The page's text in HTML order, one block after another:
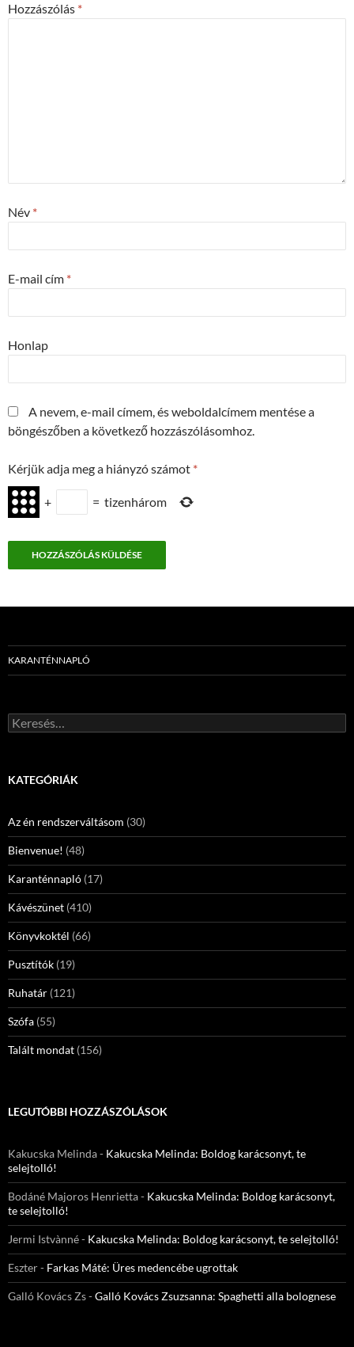
Hozzászólás *
Név *
E-mail cím *
Honlap
A nevem, e-mail címem, és weboldalcímem mentése a
böngészőben a következő hozzászólásomhoz.
Kérjük adja meg a hiányzó számot *
+ = tizenhárom
KARANTÉNNAPLÓ
Keresés:
KATEGÓRIÁK
Az én rendszerváltásom (30)
Bienvenue! (48)
Karanténnapló (17)
Kávészünet (410)
Könyvkoktél (66)
Pusztítók (19)
Ruhatár (121)
Szófa (55)
Talált mondat (156)
LEGUTÓBBI HOZZÁSZÓLÁSOK
Kakucska Melinda- Kakucska Melinda: Boldog karácsonyt, te
selejtolló!
Bodáné Majoros Henrietta- Kakucska Melinda: Boldog karácsonyt,
te selejtolló!
Jermi Istvànné- Kakucska Melinda: Boldog karácsonyt, te selejtolló!
Eszter- Farkas Máté: Üres medencébe ugrottak
Galló Kovács Zs-Galló Kovács Zsuzsanna: Spaghetti alla bolognese